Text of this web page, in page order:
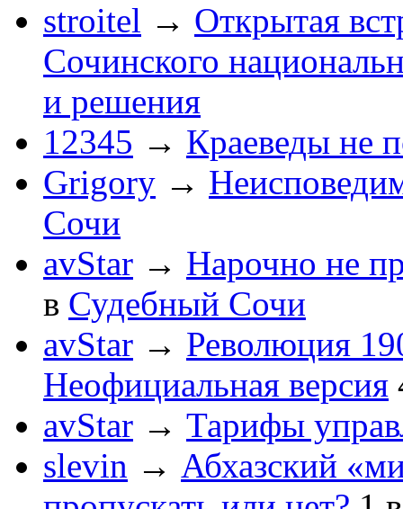
stroitel → Открытая
Сочинского
и решения
12345 → Краеведы не
Grigory →
Сочи
avStar → Нарочно не
в Судебный Сочи
avStar → Революция
Неофициальная версия
avStar → Тарифы
slevin → Абхазский